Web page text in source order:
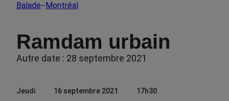
À propos
Balade–Montréal
Ramdam urbain
Autre date : 28 septembre 2021
Jeudi 16 septembre 2021 17h30